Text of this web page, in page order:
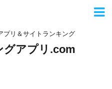
プリ＆サイトランキング
グアプリ.com